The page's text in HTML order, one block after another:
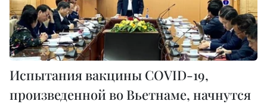
Испытания вакцины COVID-19,
произведенной во Вьетнаме, начнутся